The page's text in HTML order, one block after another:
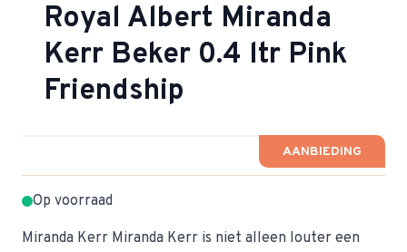
Royal Albert Miranda
Kerr Beker 0.4 ltr Pink
Friendship
AANBIEDING
Op voorraad
Miranda Kerr Miranda Kerr is niet alleen louter een